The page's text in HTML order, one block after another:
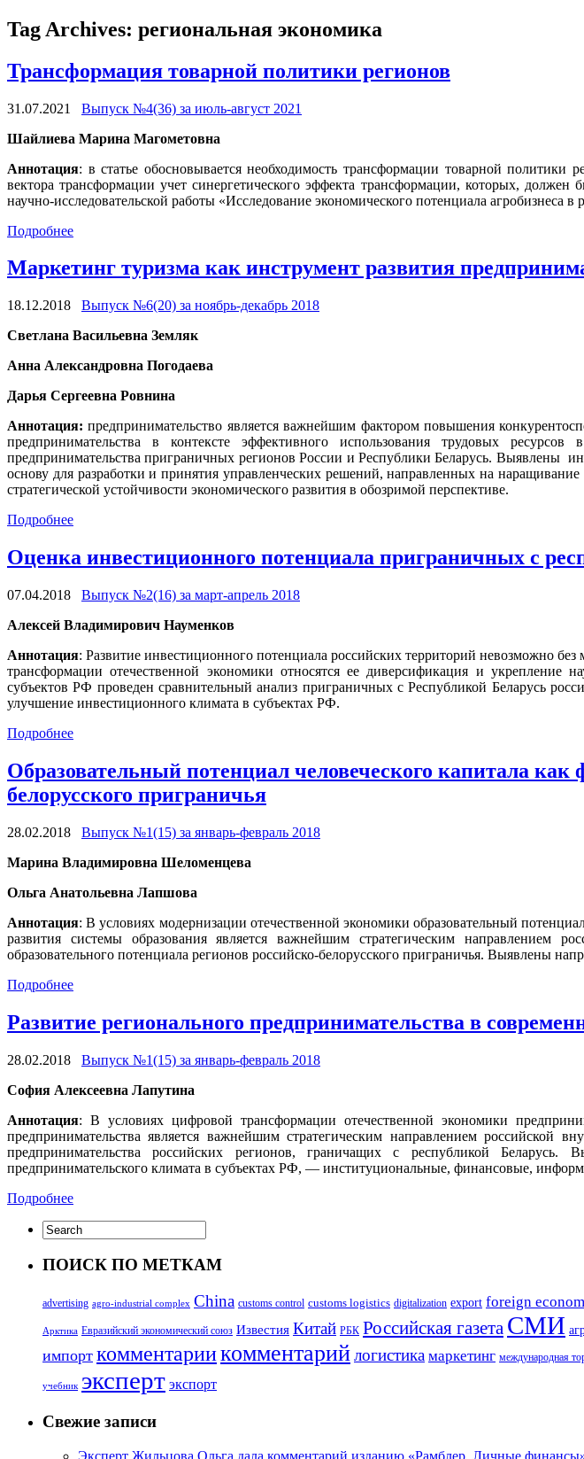
Tag Archives: региональная экономика
Трансформация товарной политики регионов
31.07.2021
Выпуск №4(36) за июль-август 2021
Шайлиева Марина Магометовна
Аннотация: в статье обосновывается необходимость трансформации товарной
вектора трансформации учет синергетического эффекта трансформации, которых,
научно-исследовательской работы «Исследование экономического потенциала агробизнеса в
Подробнее
Маркетинг туризма как инструмент развития
18.12.2018
Выпуск №6(20) за ноябрь-декабрь 2018
Светлана Васильевна Земляк
Анна Александровна Погодаева
Дарья Сергеевна Ровнина
Аннотация: предпринимательство является важнейшим фактором повышения
предпринимательства в контексте эффективного использования трудовых
предпринимательства приграничных регионов России и Республики Беларусь. Выявлены
основу для разработки и принятия управленческих решений, направленных на
стратегической устойчивости экономического развития в обозримой перспективе.
Подробнее
Оценка инвестиционного потенциала приграничных с
07.04.2018
Выпуск №2(16) за март-апрель 2018
Алексей Владимирович Науменков
Аннотация: Развитие инвестиционного потенциала российских территорий невозможно
трансформации отечественной экономики относятся ее диверсификация и укрепление
субъектов РФ проведен сравнительный анализ приграничных с Республикой Беларусь
улучшение инвестиционного климата в субъектах РФ.
Подробнее
Образовательный потенциал человеческого капитала как
белорусского приграничья
28.02.2018
Выпуск №1(15) за январь-февраль 2018
Марина Владимировна Шеломенцева
Ольга Анатольевна Лапшова
Аннотация: В условиях модернизации отечественной экономики образовательный
развития системы образования является важнейшим стратегическим направлением
образовательного потенциала регионов российско-белорусского приграничья. Выявлены
Подробнее
Развитие регионального предпринимательства в
28.02.2018
Выпуск №1(15) за январь-февраль 2018
София Алексеевна Лапутина
Аннотация: В условиях цифровой трансформации отечественной экономики
предпринимательства является важнейшим стратегическим направлением российской
предпринимательства российских регионов, граничащих с республикой
предпринимательского климата в субъектах РФ, — институциональные, финансовые,
Подробнее
ПОИСК ПО МЕТКАМ
advertising agro-industrial complex China customs control customs logistics digitalization export foreign
Арктика Евразийский экономический союз Известия Китай РБК Российская газета СМИ
импорт комментариикомментарийлогистика маркетинг международная
учебник эксперт экспорт
Свежие записи
Эксперт Жильцова Ольга дала комментарий изданию «Рамблер. Личные